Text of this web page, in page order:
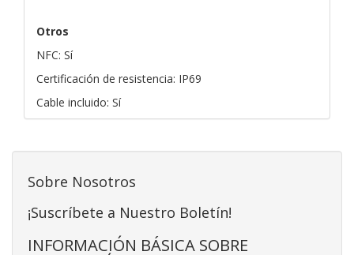
Otros
NFC: Sí
Certificación de resistencia: IP69
Cable incluido: Sí
Sobre Nosotros
¡Suscríbete a Nuestro Boletín!
INFORMACIÓN BÁSICA SOBRE